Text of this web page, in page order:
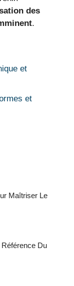
des
.
et
et
Maîtriser Le
Du